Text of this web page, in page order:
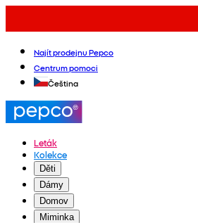
Najít prodejnu Pepco
Centrum pomoci
Čeština
Leták
Kolekce
Děti
Dámy
Domov
Miminka